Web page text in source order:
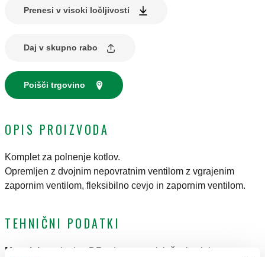
Prenesi v visoki ločljivosti
Daj v skupno rabo
Poišči trgovino
OPIS PROIZVODA
Komplet za polnenje kotlov.
Opremljen z dvojnim nepovratnim ventilom z vgrajenim
zapornim ventilom, fleksibilno cevjo in zapornim ventilom.
TEHNIČNI PODATKI
Material
medenina DR odporna na izločanje cinka